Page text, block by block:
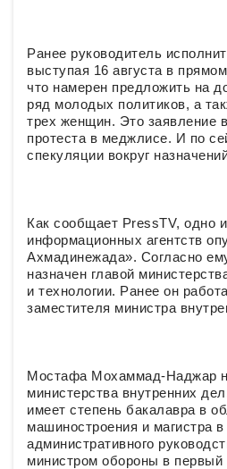
Ранее руководитель
выступая 16 августа в
что намерен предложить на
ряд молодых политиков, а
трех женщин. Это заявление
протеста в меджлисе. И по
спекуляции вокруг
Как сообщает PressTV, одно
информационных агентств
Ахмадинежада». Согласно
назначен главой
и технологии. Ранее он
заместителя министра
Мостафа Мохаммад-Наджар
министерства внутренних
имеет степень бакалавра в
машиностроения и магистра в
административного
министром обороны в